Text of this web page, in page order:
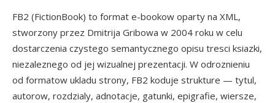
FB2 (FictionBook) to format e-bookow oparty na XML,
stworzony przez Dmitrija Gribowa w 2004 roku w celu
dostarczenia czystego semantycznego opisu tresci ksiazki,
niezaleznego od jej wizualnej prezentacji. W odroznieniu
od formatow ukladu strony, FB2 koduje strukture — tytul,
autorow, rozdzialy, adnotacje, gatunki, epigrafie, wiersze,